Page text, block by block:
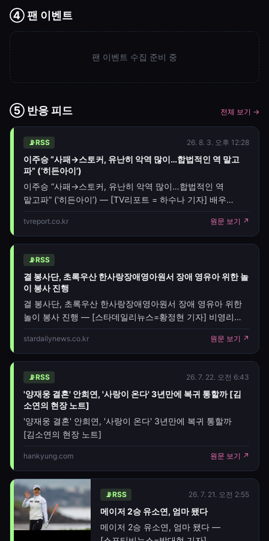
④ 팬 이벤트
팬 이벤트 수집 준비 중
⑤ 반응 피드 전체 보기 →
📡RSS 26. 8. 3. 오후 12:28
이주승 “사패→스토커, 유난히 악역 많이…합법적인 역 맡고
파” (‘히든아이’)
이주승 “사패→스토커, 유난히 악역 많이…합법적인 역
맡고파” (‘히든아이’) — [TV리포트 = 하수나 기자] 배우
이주승이 유독 악역이 많이 들어온다고 하소연하며 합법적인
역할을 맡아보고 싶다고 밝혔다. 3일 MBC 에브리원
‘히든아이’에선 배우 이주승이 지난주에 이어 스페셜
게스트로 함께 했다. 절친 박하선은 “이주승 씨는
‘히든아이’에 꼭 나
tvreport.co.kr 원문 보기 ↗
📡RSS
결 봉사단, 초록우산 한사랑장애영아원서 장애 영유아 위한 놀
이 봉사 진행
결 봉사단, 초록우산 한사랑장애영아원서 장애 영유아 위한
놀이 봉사 진행 — [스타데일리뉴스=황정현 기자] 비영리
봉사단체 '결 봉사단'이 지난 25일 초록우산
한사랑장애영아원을 찾아 장애 영유아들의 성장과 발달을
위한 놀이 봉사활동을 진행했다.이번 활동은 결 봉사단의
100만 원 후원을 바탕으로 마련됐으며, 장애 영유아들이
다양한 놀이를 통해 정서적 안정과 사회성, 신체 발달을
경험할 수 있도록 프로그램이 운영됐다.봉사에는 결 봉사단
대표인 모델 김재인을 비롯해 방송인 강소연, 배우 최상아, 스
stardailynews.co.kr 원문 보기 ↗
📡RSS 26. 7. 22. 오전 6:43
'양재웅 결혼' 안희연, '사랑이 온다' 3년만에 복귀 통할까 [김
소연의 현장 노트]
'양재웅 결혼' 안희연, '사랑이 온다' 3년만에 복귀 통할까
[김소연의 현장 노트]
hankyung.com 원문 보기 ↗
📡RSS 26. 7. 21. 오전 2:55
메이저 2승 유소연, 엄마 됐다
메이저 2승 유소연, 엄마 됐다 —